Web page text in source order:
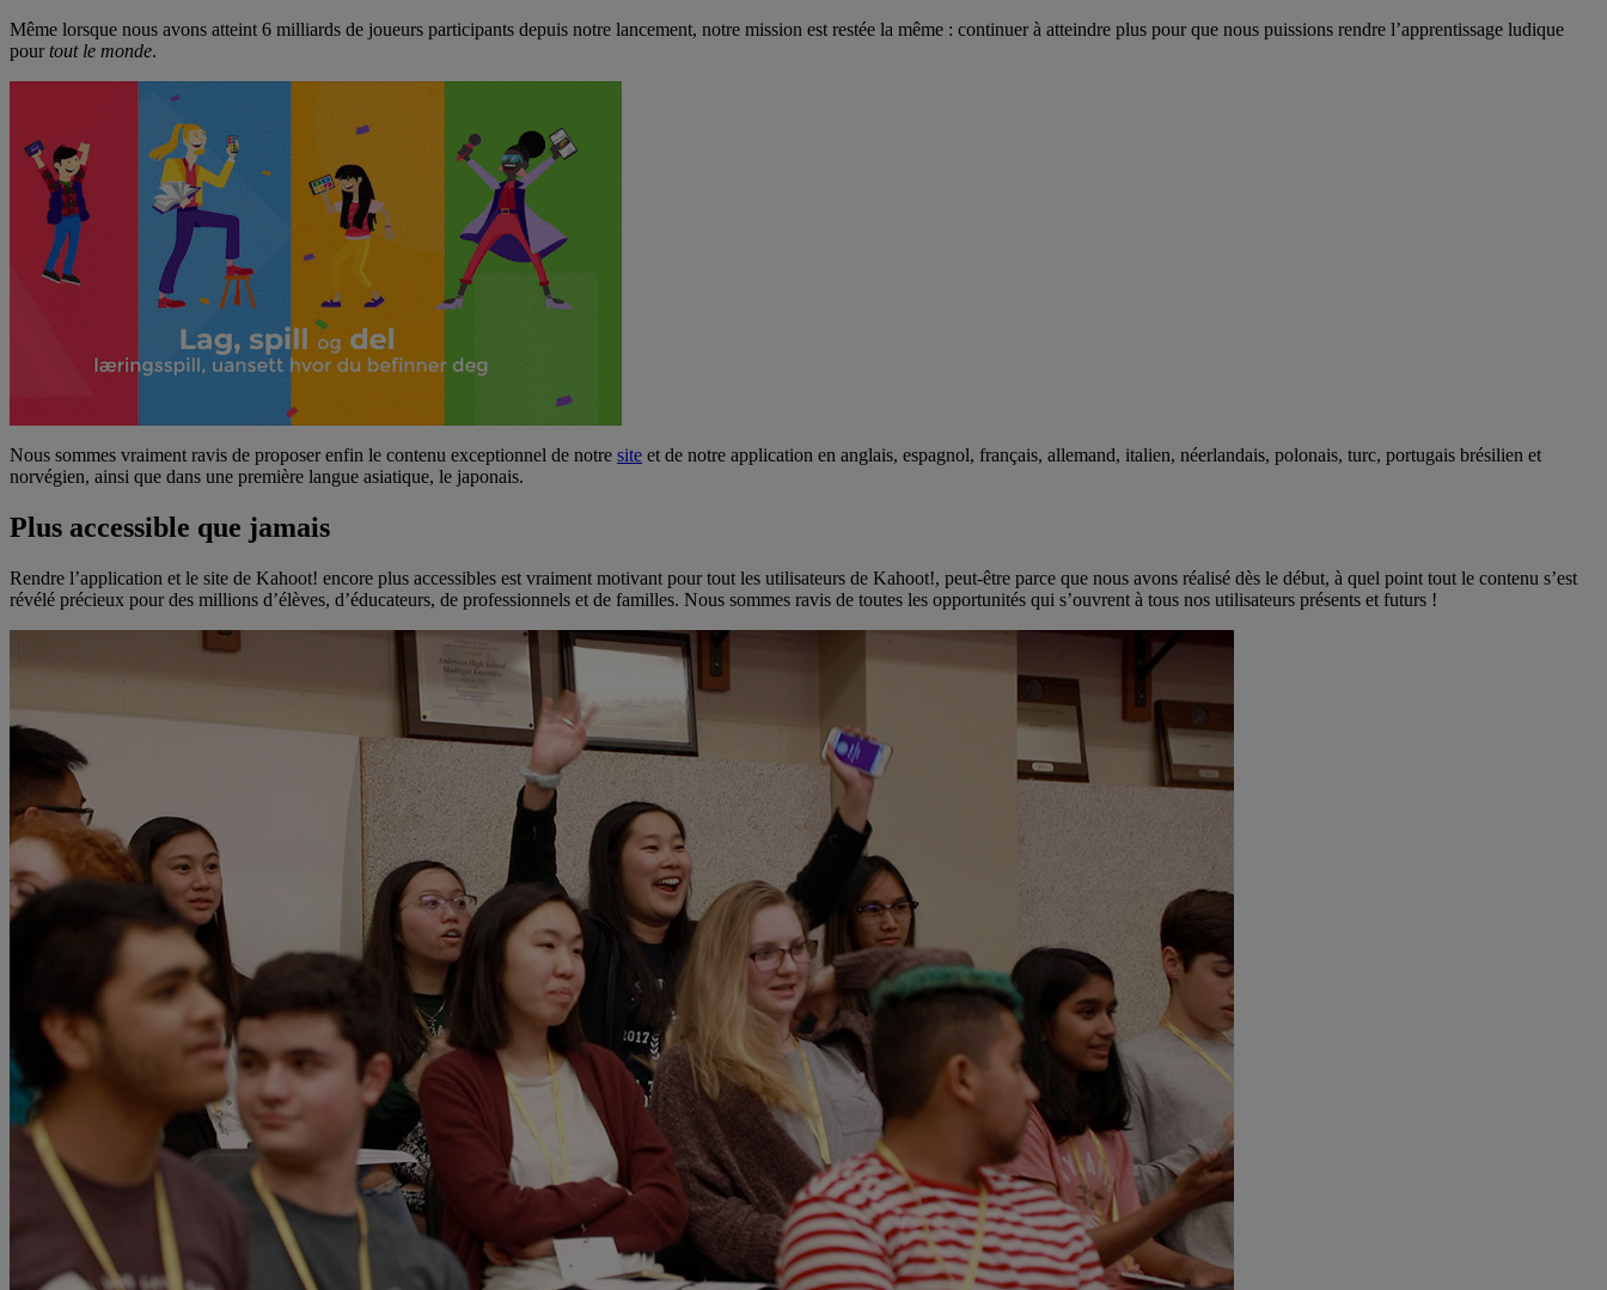
Même lorsque nous avons atteint 6 milliards de joueurs participants depuis notre lancement, notre mission est restée la même : continuer à atteindre plus pour que nous puissions rendre l’apprentissage ludique
pourtout le monde.
Nous sommes vraiment ravis de proposer enfin le contenu exceptionnel de notre site et de notre application en anglais, espagnol, français, allemand, italien, néerlandais, polonais, turc, portugais brésilien et
norvégien, ainsi que dans une première langue asiatique, le japonais.
Plus accessible que jamais
Rendre l’application et le site de Kahoot! encore plus accessibles est vraiment motivant pour tout les utilisateurs de Kahoot!, peut-être parce que nous avons réalisé dès le début, à quel point tout le contenu s’est
révélé précieux pour des millions d’élèves, d’éducateurs, de professionnels et de familles. Nous sommes ravis de toutes les opportunités qui s’ouvrent à tous nos utilisateurs présents et futurs !